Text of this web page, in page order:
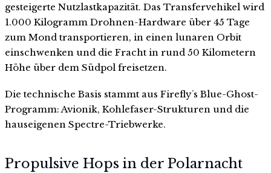
gesteigerte Nutzlastkapazität. Das Transfervehikel wird
1.000 Kilogramm Drohnen-Hardware über 45 Tage
zum Mond transportieren, in einen lunaren Orbit
einschwenken und die Fracht in rund 50 Kilometern
Höhe über dem Südpol freisetzen.
Die technische Basis stammt aus Fireflyʼs Blue-Ghost-
Programm: Avionik, Kohlefaser-Strukturen und die
hauseigenen Spectre-Triebwerke.
Propulsive Hops in der Polarnacht